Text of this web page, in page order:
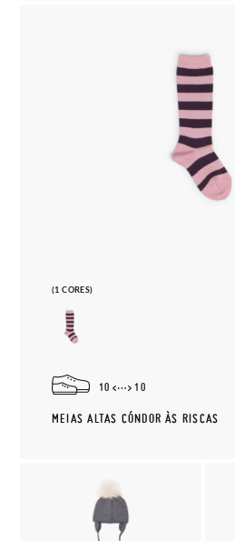
(1 CORES)
10 10
MEIAS ALTAS CÓNDOR ÀS RISCAS